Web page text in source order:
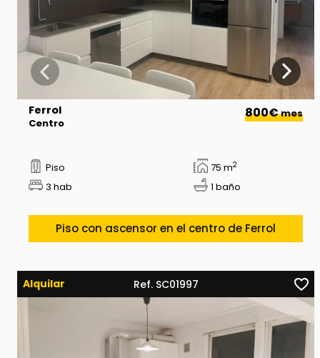
Ferrol
Centro
800€mes
Piso 75 m2
3 hab 1 baño
Piso con ascensor en el centro de Ferrol
Alquilar Ref. SC01997